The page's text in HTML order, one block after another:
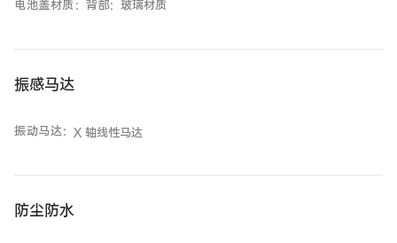
电池盖材质： 背部：玻璃材质
振感马达
振动马达： X 轴线性马达
防尘防水